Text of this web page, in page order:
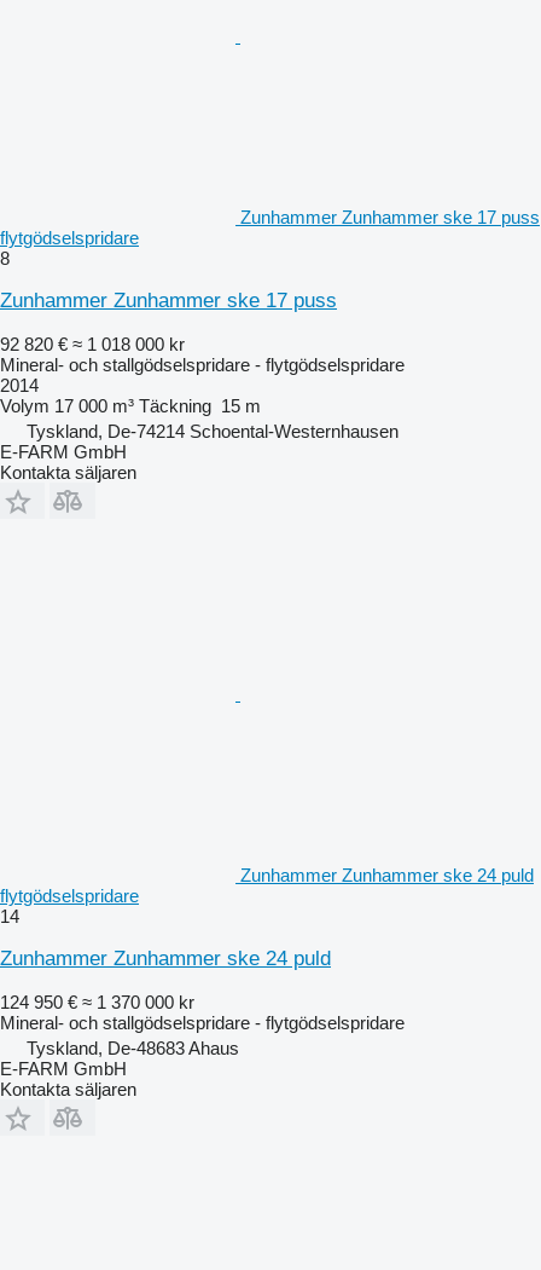
Zunhammer Zunhammer ske 17 puss
flytgödselspridare
8
Zunhammer Zunhammer ske 17 puss
92 820 € ≈ 1 018 000 kr
Mineral- och stallgödselspridare - flytgödselspridare
2014
Volym 17 000 m³ Täckning 15 m
Tyskland, De-74214 Schoental-Westernhausen
E-FARM GmbH
Kontakta säljaren
Zunhammer Zunhammer ske 24 puld
flytgödselspridare
14
Zunhammer Zunhammer ske 24 puld
124 950 € ≈ 1 370 000 kr
Mineral- och stallgödselspridare - flytgödselspridare
Tyskland, De-48683 Ahaus
E-FARM GmbH
Kontakta säljaren